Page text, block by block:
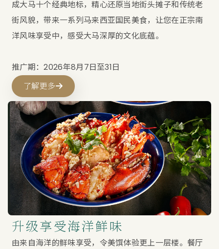
成大马十个经典地标，精心还原当地街头摊子和传统老
街风貌，带来一系列马来西亚国民美食，让您在正宗南
洋风味享受中，感受大马深厚的文化底蕴。
推广期：2026年8月7日至31日
了解更多
升级享受海洋鲜味
由来自海洋的鲜味享受，令美馔体验更上一层楼。餐厅